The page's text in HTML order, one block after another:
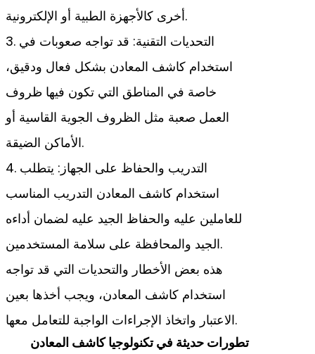
أخرى كالأجهزة الطبية أو الإلكترونية.
3. التحديات التقنية: قد تواجه صعوبات في
استخدام كاشف المعادن بشكل فعال ودقيق،
خاصة في المناطق التي تكون فيها ظروف
العمل صعبة مثل الظروف الجوية القاسية أو
الأماكن الضيقة.
4. التدريب والحفاظ على الجهاز: يتطلب
استخدام كاشف المعادن التدريب المناسب
للعاملين عليه والحفاظ الجيد عليه لضمان أداءه
الجيد والمحافظة على سلامة المستخدمين.
هذه بعض الأخطار والتحديات التي قد تواجه
استخدام كاشف المعادن، ويجب أخذها بعين
الاعتبار واتخاذ الإجراءات الواجبة للتعامل معها.
تطورات حديثة في تكنولوجيا كاشف المعادن